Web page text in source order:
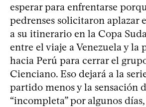
esperar para enfrentarse
pedrenses solicitaron aplazar
a su itinerario en la Copa
entre el viaje a Venezuela y la
hacia Perú para cerrar el
Cienciano. Eso dejará a la
partido menos y la sensación
“incompleta” por algunos